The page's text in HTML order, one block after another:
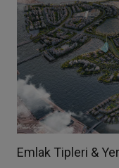
Emlak Tipleri &